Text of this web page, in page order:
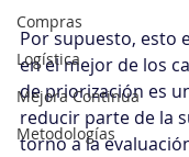
Compras
Logística
Mejora Continua
Metodologías
Por supuesto, esto
en el mejor de los
de priorización es
reducir parte de la
torno a la